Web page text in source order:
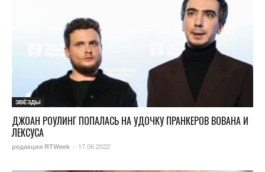
ЗВЁЗДЫ
ДЖОАН РОУЛИНГ ПОПАЛАСЬ НА УДОЧКУ ПРАНКЕРОВ ВОВАНА И
ЛЕКСУСА
редакция RTWeek - 17.06.2022